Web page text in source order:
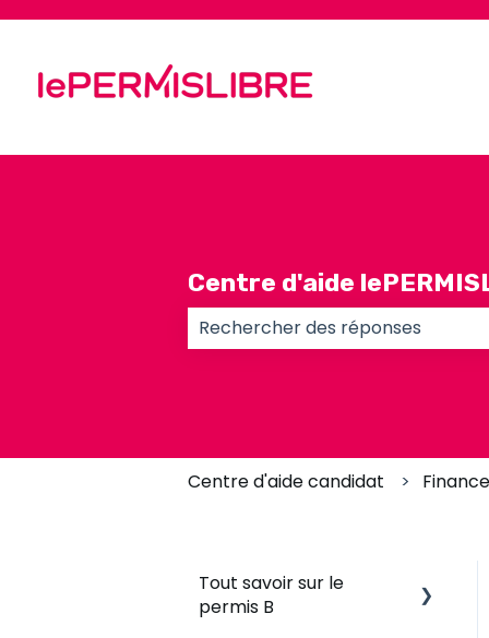
Centre d'aide
Centre d'aide candidat
Tout savoir sur le
permis B